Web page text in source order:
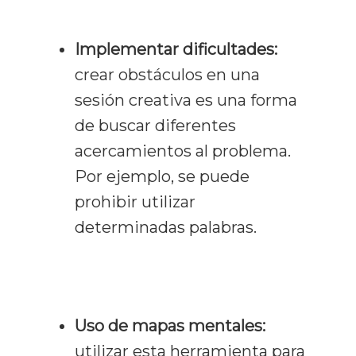
Implementar dificultades:
crear obstáculos en una
sesión creativa es una forma
de buscar diferentes
acercamientos al problema.
Por ejemplo, se puede
prohibir utilizar
determinadas palabras.
Uso de mapas mentales:
utilizar esta herramienta para